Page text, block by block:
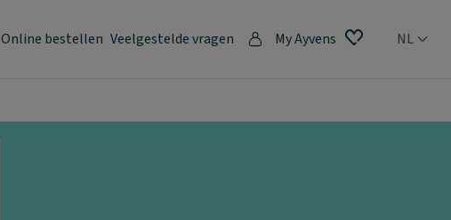
Online bestellen Veelgestelde vragen My Ayvens NL